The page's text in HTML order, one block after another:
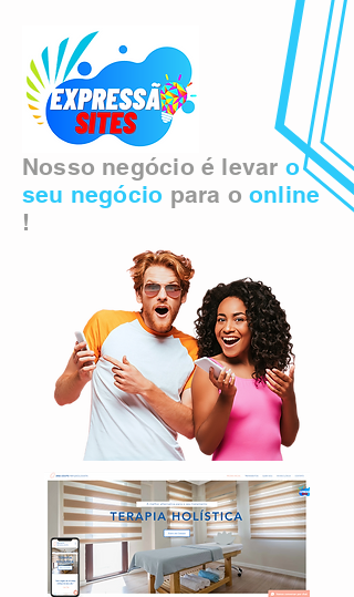
Nosso negócio é levar o
seu negócio para o online
!